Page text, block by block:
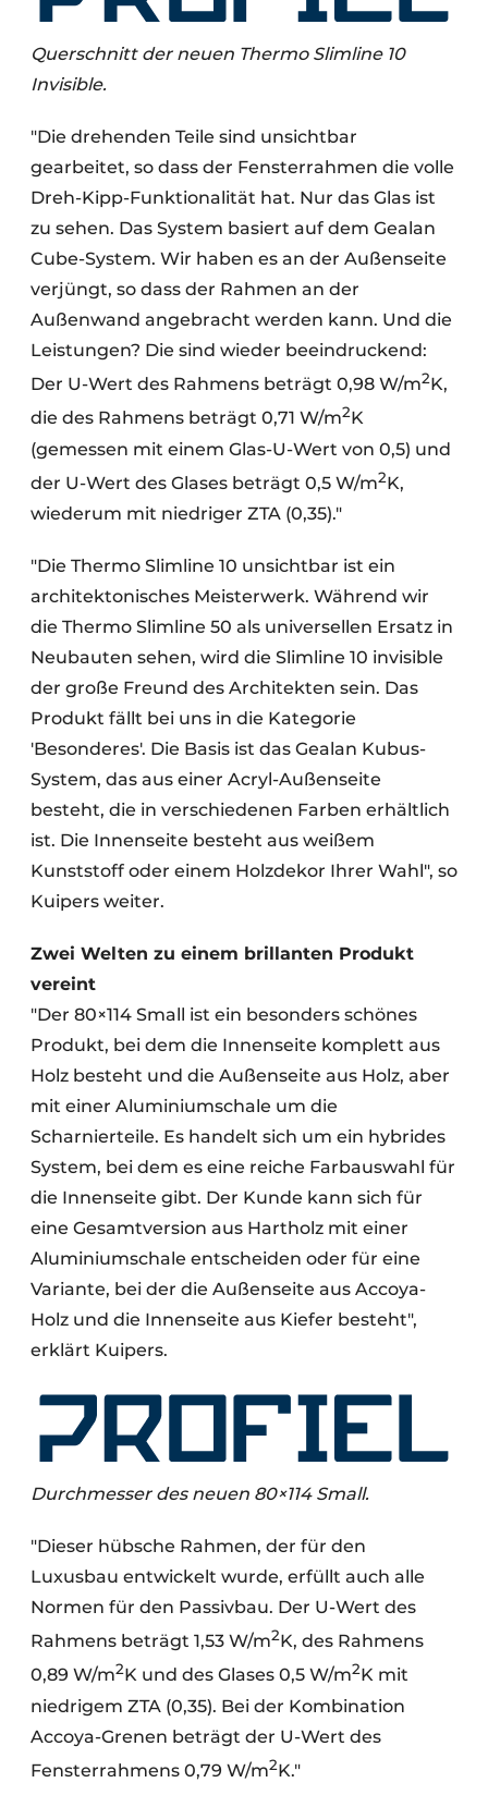
Querschnitt der neuen Thermo Slimline 10
Invisible.
"Die drehenden Teile sind unsichtbar
gearbeitet, so dass der Fensterrahmen die volle
Dreh-Kipp-Funktionalität hat. Nur das Glas ist
zu sehen. Das System basiert auf dem Gealan
Cube-System. Wir haben es an der Außenseite
verjüngt, so dass der Rahmen an der
Außenwand angebracht werden kann. Und die
Leistungen? Die sind wieder beeindruckend:
Der U-Wert des Rahmens beträgt 0,98 W/m2K,
die des Rahmens beträgt 0,71 W/m2K
(gemessen mit einem Glas-U-Wert von 0,5) und
der U-Wert des Glases beträgt 0,5 W/m2K,
wiederum mit niedriger ZTA (0,35)."
"Die Thermo Slimline 10 unsichtbar ist ein
architektonisches Meisterwerk. Während wir
die Thermo Slimline 50 als universellen Ersatz in
Neubauten sehen, wird die Slimline 10 invisible
der große Freund des Architekten sein. Das
Produkt fällt bei uns in die Kategorie
'Besonderes'. Die Basis ist das Gealan Kubus-
System, das aus einer Acryl-Außenseite
besteht, die in verschiedenen Farben erhältlich
ist. Die Innenseite besteht aus weißem
Kunststoff oder einem Holzdekor Ihrer Wahl", so
Kuipers weiter.
Zwei Welten zu einem brillanten Produkt
vereint
"Der 80×114 Small ist ein besonders schönes
Produkt, bei dem die Innenseite komplett aus
Holz besteht und die Außenseite aus Holz, aber
mit einer Aluminiumschale um die
Scharnierteile. Es handelt sich um ein hybrides
System, bei dem es eine reiche Farbauswahl für
die Innenseite gibt. Der Kunde kann sich für
eine Gesamtversion aus Hartholz mit einer
Aluminiumschale entscheiden oder für eine
Variante, bei der die Außenseite aus Accoya-
Holz und die Innenseite aus Kiefer besteht",
erklärt Kuipers.
Durchmesser des neuen 80×114 Small.
"Dieser hübsche Rahmen, der für den
Luxusbau entwickelt wurde, erfüllt auch alle
Normen für den Passivbau. Der U-Wert des
Rahmens beträgt 1,53 W/m2K, des Rahmens
0,89 W/m2K und des Glases 0,5 W/m2K mit
niedrigem ZTA (0,35). Bei der Kombination
Accoya-Grenen beträgt der U-Wert des
Fensterrahmens 0,79 W/m2K."